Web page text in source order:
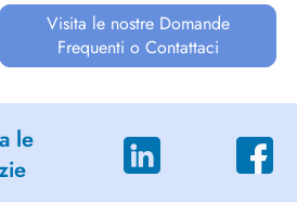
Visita le nostre Domande
Frequenti o Contattaci
le